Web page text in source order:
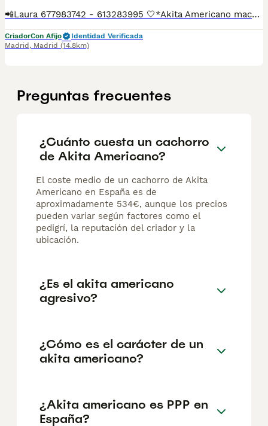
📲Laura 677983742 - 613283995 🤍*Akita Americano macho *🤍 ¿Buscas un nuevo compañero para tu hogar? ❤️ Tenemos preciosos cachorros listos para encontrar una familia responsable. ✅ Vacunados ✅ Desparasitados ✅ Cartilla sanitaria ✅ Garantías incluidas ✅ Máxima atención y cuidado Se hacen envíos a toda España: Andalucía: Almería, Cádiz, Córdoba, Granada, Huelva, Jaén, Málaga, Sevilla.Aragón: Huesca, Teruel, Zaragoza.Asturias: Oviedo.Baleares: Palma.Canarias: Las Palmas de Gran Canaria, Santa Cruz de Tenerife.Cantabria: Santander.Castilla-La Mancha: Albacete, Ciudad Real, Cuenca, Guadalajara, Toledo.Castilla y León: Ávila, Burgos, León, Palencia, Salamanca, Segovia, Soria, Valladolid, Zamora.Cataluña: Barcelona, Gerona (Girona), Lérida (Lleida), Tarragona.Comunidad Valenciana: Alicante, Castellón de la Plana, Valencia.Extremadura: Badajoz, Cáceres.Galicia: La Coruña (A Coruña), Lugo, Orense (Ourense), Pontevedra.La Rioja: Logroño.Madrid: Madrid.Murcia: Murcia.Navarra: Pamplona.País Vasco: Bilbao (Vizcaya), San Sebastián (Guipúzcoa), Vitoria (Álava). 🐾 Cachorros sanos, sociables y criados con mucho cariño. 📲 ¡Pregunta sin compromiso por disponibilidad, fotos y precios por mensaje privado!
CriadorCon Afijo
Identidad Verificada
Madrid , Madrid (14.8km)
Preguntas frecuentes
¿Cuánto cuesta un cachorro
de Akita Americano?
El coste medio de un cachorro de Akita
Americano en España es de
aproximadamente 534€, aunque los precios
pueden variar según factores como el
pedigrí, la reputación del criador y la
ubicación.
¿Es el akita americano
agresivo?
¿Cómo es el carácter de un
akita americano?
¿Akita americano es PPP en
España?